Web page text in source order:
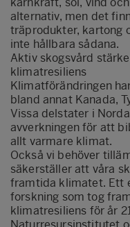
alternativ, men det
träprodukter, kartong
inte hållbara sådana.
Aktiv skogsvård
klimatresiliens
Klimatförändringen
bland annat Kanada,
Vissa delstater i
avverkningen för att
allt varmare klimat.
Också vi behöver
säkerställer att våra
framtida klimatet. Ett
forskning som tog
klimatresiliens för år
Naturresursinstitutet